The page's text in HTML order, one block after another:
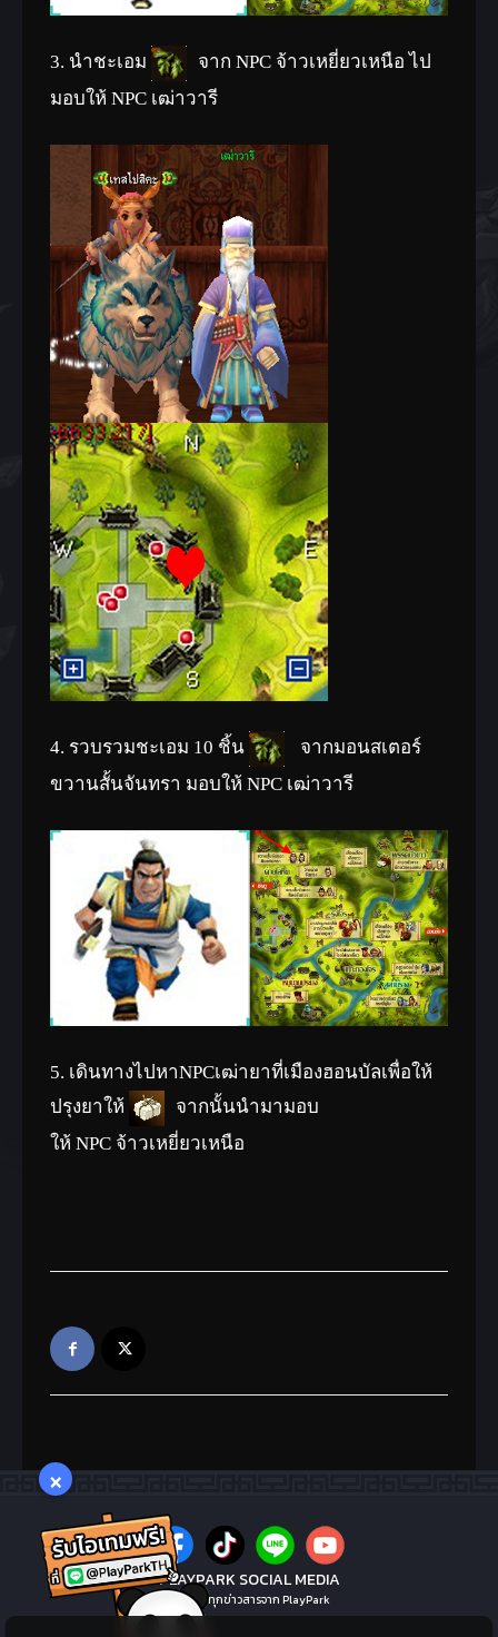
3. นำชะเอม
จาก NPC จ้าวเหยี่ยวเหนือ ไป
มอบให้ NPC เฒ่าวารี
4. รวบรวมชะเอม 10 ชิ้น
จากมอนสเตอร์
ขวานสั้นจันทรา มอบให้ NPC เฒ่าวารี
5. เดินทางไปหาNPCเฒ่ายาที่เมืองฮอนบัลเพื่อให้
ปรุงยาให้
จากนั้นนำมามอบ
ให้ NPC จ้าวเหยี่ยวเหนือ
PLAYPARK SOCIAL MEDIA
ไม่พลาดทุกข่าวสารจาก PlayPark
×